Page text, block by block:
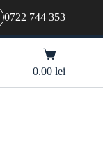
0722 744 353
Coș
de
cumpărături
0.00lei